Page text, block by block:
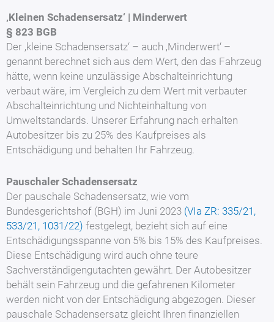
‚Kleinen Schadensersatz‘ | Minderwert
§ 823 BGB
Der ‚kleine Schadensersatz‘ – auch ‚Minderwert‘ –
genannt berechnet sich aus dem Wert, den das Fahrzeug
hätte, wenn keine unzulässige Abschalteinrichtung
verbaut wäre, im Vergleich zu dem Wert mit verbauter
Abschalteinrichtung und Nichteinhaltung von
Umweltstandards. Unserer Erfahrung nach erhalten
Autobesitzer bis zu 25% des Kaufpreises als
Entschädigung und behalten Ihr Fahrzeug.
Pauschaler Schadensersatz
Der pauschale Schadensersatz, wie vom
Bundesgerichtshof (BGH) im Juni 2023 (VIa ZR: 335/21,
533/21, 1031/22) festgelegt, bezieht sich auf eine
Entschädigungsspanne von 5% bis 15% des Kaufpreises.
Diese Entschädigung wird auch ohne teure
Sachverständigengutachten gewährt. Der Autobesitzer
behält sein Fahrzeug und die gefahrenen Kilometer
werden nicht von der Entschädigung abgezogen. Dieser
pauschale Schadensersatz gleicht Ihren finanziellen